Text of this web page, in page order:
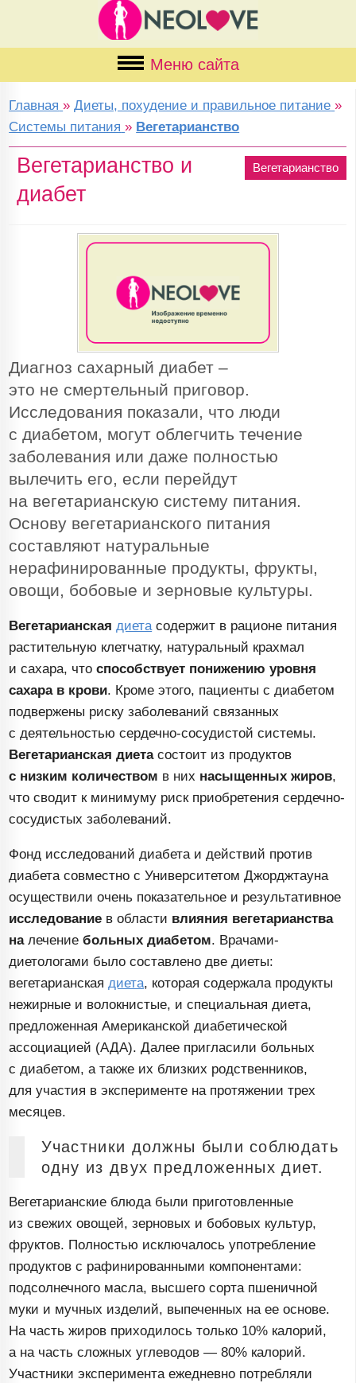
Меню сайта
Главная »Диеты, похудение и правильное питание »
Системы питания » Вегетарианство
Вегетарианство
Вегетарианство и
диабет
Диагноз сахарный диабет –
это не смертельный приговор.
Исследования показали, что люди
с диабетом, могут облегчить течение
заболевания или даже полностью
вылечить его, если перейдут
на вегетарианскую систему питания.
Основу вегетарианского питания
составляют натуральные
нерафинированные продукты, фрукты,
овощи, бобовые и зерновые культуры.
Вегетарианская диетасодержит в рационе питания
растительную клетчатку, натуральный крахмал
и сахара, чтоспособствует понижению уровня
сахара в крови. Кроме этого, пациенты с диабетом
подвержены риску заболеваний связанных
с деятельностьюсердечно-сосудистой системы.
Вегетарианская диетасостоит из продуктов
с низким количеством в них насыщенных жиров,
что сводит к минимуму риск приобретениясердечно-
сосудистых заболеваний.
Фонд исследований диабета и действий против
диабета совместно с Университетом Джорджтауна
осуществили очень показательное и результативное
исследование в области влияния вегетарианства
налечениебольных диабетом. Врачами-
диетологами было составлено две диеты:
вегетарианскаядиета, которая содержала продукты
нежирные и волокнистые, и специальная диета,
предложенная Американской диабетической
ассоциацией (АДА). Далее пригласили больных
с диабетом, а также их близких родственников,
для участия в эксперименте на протяжении трех
месяцев.
Участники должны были соблюдать
одну из двух предложенных диет.
Вегетарианские блюда были приготовленные
из свежих овощей, зерновых и бобовых культур,
фруктов. Полностью исключалось употребление
продуктов с рафинированными компонентами:
подсолнечного масла, высшего сорта пшеничной
муки и мучных изделий, выпеченных на ее основе.
На часть жиров приходилось только 10% калорий,
а на часть сложных углеводов — 80% калорий.
Участники эксперимента ежедневно потребляли